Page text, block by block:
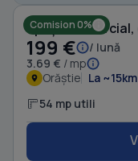
Comision 0%
Spațiu comercial,
199 €
/ lună
3.69 € / mp
Orăștie La
54 mp utili